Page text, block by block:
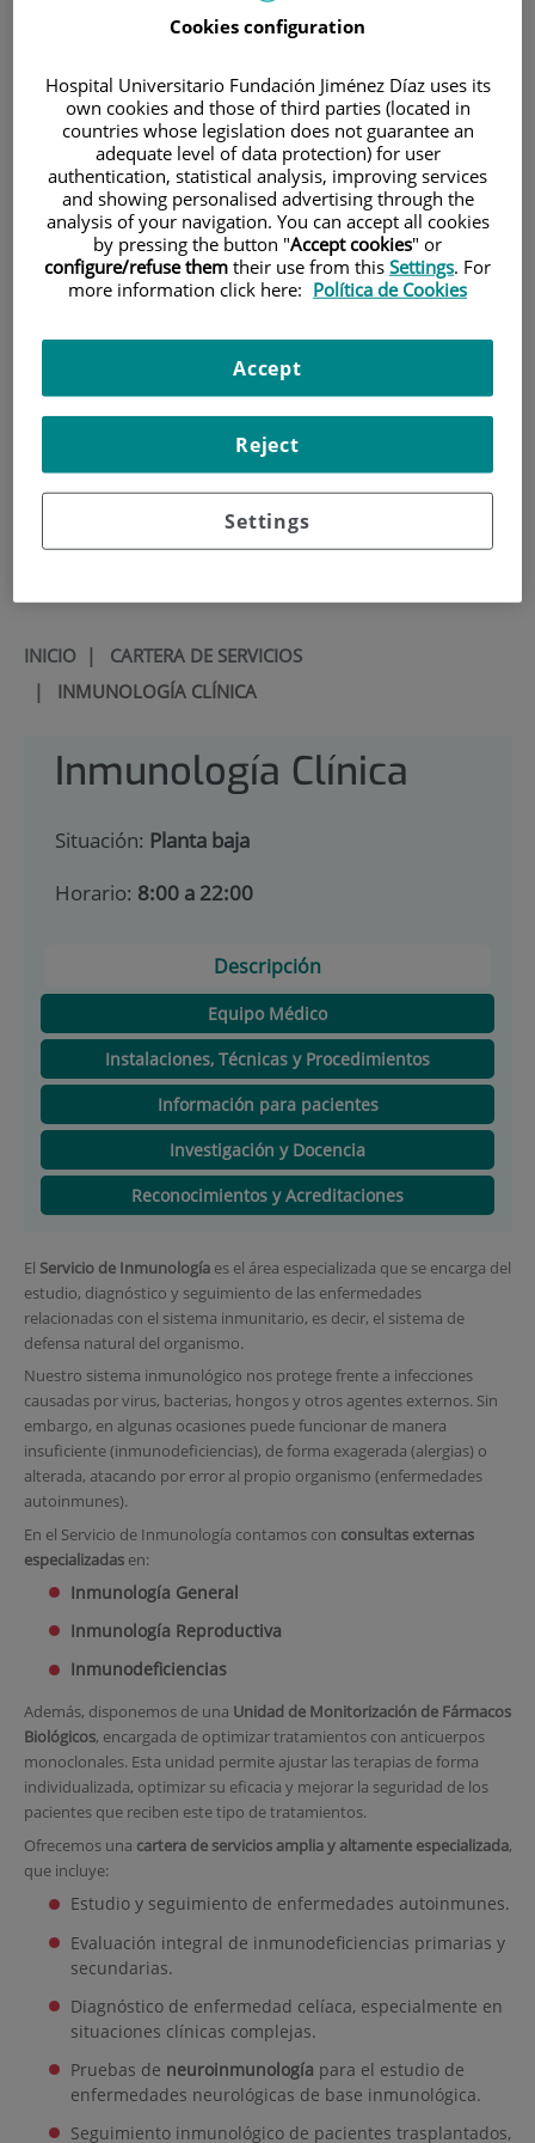
Investigación
Docencia
Teléfono de atención al usuario
900 301 013
INICIO| CARTERA DE SERVICIOS
| INMUNOLOGÍA CLÍNICA
Inmunología Clínica
Situación: Planta baja
Horario: 8:00 a 22:00
Descripción
Equipo Médico
Instalaciones, Técnicas y Procedimientos
Información para pacientes
Investigación y Docencia
Reconocimientos y Acreditaciones
El Servicio de Inmunologíaes el área especializada que se encarga del
estudio, diagnóstico y seguimiento de las enfermedades
relacionadas con el sistema inmunitario, es decir, el sistema de
defensa natural del organismo.
Nuestro sistema inmunológico nos protege frente a infecciones
causadas por virus, bacterias, hongos y otros agentes externos. Sin
embargo, en algunas ocasiones puede funcionar de manera
insuficiente (inmunodeficiencias), de forma exagerada (alergias) o
alterada, atacando por error al propio organismo (enfermedades
autoinmunes).
En el Servicio de Inmunología contamos con consultas externas
especializadasen:
Inmunología General
Inmunología Reproductiva
Inmunodeficiencias
Además, disponemos de una Unidad de Monitorización de Fármacos
Biológicos, encargada de optimizar tratamientos con anticuerpos
monoclonales. Esta unidad permite ajustar las terapias de forma
individualizada, optimizar su eficacia y mejorar la seguridad de los
pacientes que reciben este tipo de tratamientos.
Ofrecemos una cartera de servicios amplia y altamente especializada,
que incluye:
Estudio y seguimiento de enfermedades autoinmunes.
Evaluación integral de inmunodeficiencias primarias y
secundarias.
Diagnóstico de enfermedad celíaca, especialmente en
situaciones clínicas complejas.
Pruebas de neuroinmunología para el estudio de
enfermedades neurológicas de base inmunológica.
Seguimiento inmunológico de pacientes trasplantados,
Cookies configuration
Hospital Universitario Fundación Jiménez Díaz uses its
own cookies and those of third parties (located in
countries whose legislation does not guarantee an
adequate level of data protection) for user
authentication, statistical analysis, improving services
and showing personalised advertising through the
analysis of your navigation. You can accept all cookies
by pressing the button "Accept cookies" or
configure/refuse them their use from this Settings. For
more information click here: Política de Cookies
Settings
Reject
Accept